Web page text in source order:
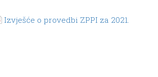
Izvješće o provedbi ZPPI za 2021.